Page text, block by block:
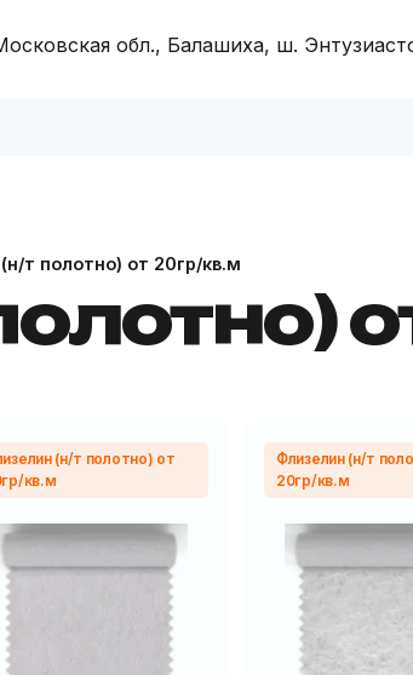
обл., Балашиха, ш.
т полотно) от 20гр/кв.м
(н/т полотно) от
кв.м
Флизелин (н/т
20гр/кв.м